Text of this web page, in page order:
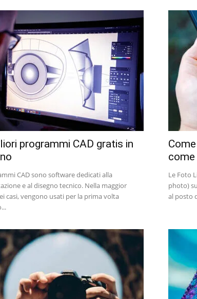
programmi CAD gratis in
CAD sono software dedicati alla
e al disegno tecnico. Nella maggior
casi, vengono usati per la prima volta
come
Le Foto
photo)
al posto